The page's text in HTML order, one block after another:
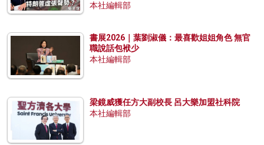
本社編輯部
書展2026｜葉劉淑儀：最喜歡姐姐角色 無官
職說話包袱少
本社編輯部
梁鏡威獲任方大副校長 呂大樂加盟社科院
本社編輯部